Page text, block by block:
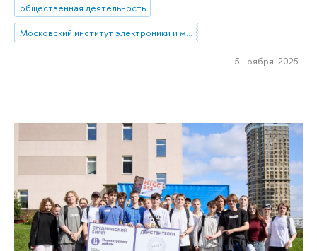
общественная деятельность
Московский институт электроники и математики им. А.Н. Тихонова
5 ноября 2025